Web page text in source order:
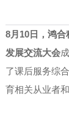
8月10日，鸿合
发展交流大会
了课后服务综
育相关从业者